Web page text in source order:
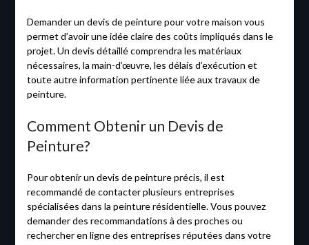
Demander un devis de peinture pour votre maison vous
permet d’avoir une idée claire des coûts impliqués dans le
projet. Un devis détaillé comprendra les matériaux
nécessaires, la main-d’œuvre, les délais d’exécution et
toute autre information pertinente liée aux travaux de
peinture.
Comment Obtenir un Devis de
Peinture?
Pour obtenir un devis de peinture précis, il est
recommandé de contacter plusieurs entreprises
spécialisées dans la peinture résidentielle. Vous pouvez
demander des recommandations à des proches ou
rechercher en ligne des entreprises réputées dans votre